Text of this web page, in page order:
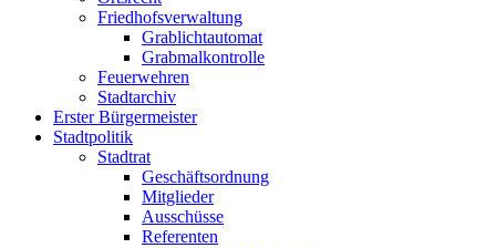
Friedhofsverwaltung
Grablichtautomat
Grabmalkontrolle
Feuerwehren
Stadtarchiv
Erster Bürgermeister
Stadtpolitik
Stadtrat
Geschäftsordnung
Mitglieder
Ausschüsse
Referenten